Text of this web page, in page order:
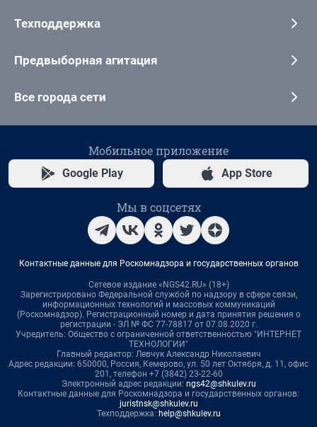
Техподдержка
Предвыборная агитация
Все города сети
Мобильное приложение
Google Play App Store
Мы в соцсетях
Контактные данные для Роскомнадзора и государственных органов
Сетевое издание «NGS42.RU» (18+)
Зарегистрировано Федеральной службой по надзору в сфере связи,
информационных технологий и массовых коммуникаций
(Роскомнадзор). Регистрационный номер и дата принятия решения о
регистрации - ЭЛ № ФС 77-78817 от 07.08.2020 г.
Учредитель: Общество с ограниченной ответственностью "ИНТЕРНЕТ
ТЕХНОЛОГИИ"
Главный редактор: Левчук Александр Николаевич
Адрес редакции: 650000, Россия, Кемерово, ул. 50 лет Октября, д. 11, офис
201, телефон +7 (3842) 23-22-60
Электронный адрес редакции: ngs42@shkulev.ru
Контактные данные для Роскомнадзора и государственных органов:
juristnsk@shkulev.ru
Техподдержка: help@shkulev.ru